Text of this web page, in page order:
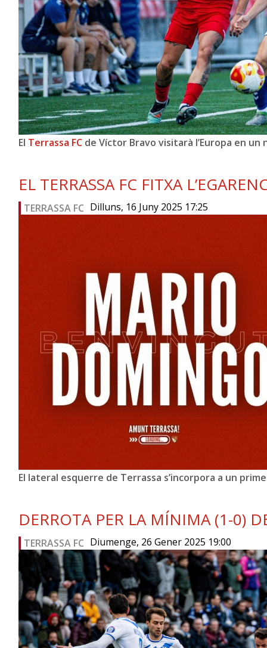
El Terrassa FC de Víctor Bravo visitarà l’Europa en
EL TERRASSA FC FITXA
TERRASSA FC Dilluns, 16 Juny 2025 17:25
El lateral esquerre de Terrassa s’incorpora a un
DERROTA PER LA MÍNIMA (1-0)
TERRASSA FC Diumenge, 26 Gener 2025 19:00